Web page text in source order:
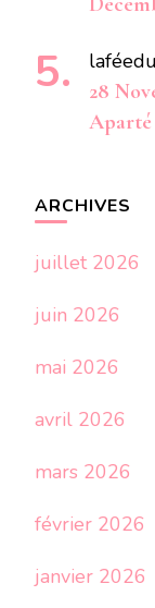
28
Aparté
ARCHIVES
juillet 2026
juin 2026
mai 2026
avril 2026
mars 2026
février 2026
janvier 2026